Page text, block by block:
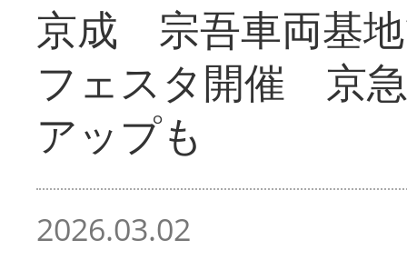
京成 宗吾車両基
フェスタ開催 京
アップも
2026.03.02